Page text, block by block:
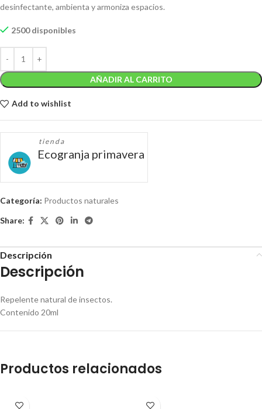
desinfectante, ambienta y armoniza espacios.
2500 disponibles
AÑADIR AL CARRITO
Add to wishlist
tienda
Ecogranja primavera
Categoría: Productos naturales
Share:
Descripción
Descripción
Repelente natural de insectos.
Contenido 20ml
Productos relacionados